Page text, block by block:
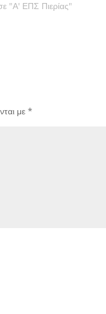
"Α' ΕΠΣ Πιερίας"
με *